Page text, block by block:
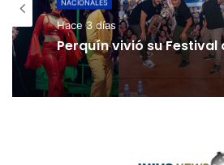
NACIONALES
Hace 3 días
Perquín vivió su Festival